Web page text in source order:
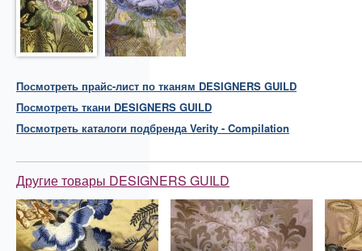
Посмотреть прайс-лист по тканям DESIGNERS GUILD
Посмотреть ткани DESIGNERS GUILD
Посмотреть каталоги подбренда Verity - Compilation
Другие товары DESIGNERS GUILD